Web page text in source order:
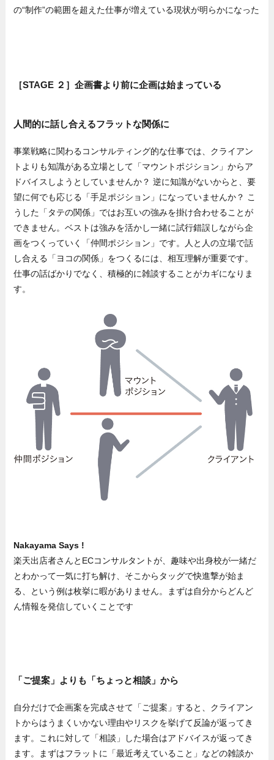
の“制作”の範囲を超えた仕事が増えている現状が明らかになった
［STAGE ２］企画書より前に企画は始まっている
人間的に話し合えるフラットな関係に
事業戦略に関わるコンサルティング的な仕事では、クライアン
トよりも知識がある立場として「マウントポジション」からア
ドバイスしようとしていませんか？ 逆に知識がないからと、要
望に何でも応じる「手足ポジション」になっていませんか？ こ
うした「タテの関係」ではお互いの強みを掛け合わせることが
できません。ベストは強みを活かし一緒に試行錯誤しながら企
画をつくっていく「仲間ポジション」です。人と人の立場で話
し合える「ヨコの関係」をつくるには、相互理解が重要です。
仕事の話ばかりでなく、積極的に雑談することがカギになりま
す。
Nakayama Says !
楽天出店者さんとECコンサルタントが、趣味や出身校が一緒だ
とわかって一気に打ち解け、そこからタッグで快進撃が始ま
る、という例は枚挙に暇がありません。まずは自分からどんど
ん情報を発信していくことです
「ご提案」よりも「ちょっと相談」から
自分だけで企画案を完成させて「ご提案」すると、クライアン
トからはうまくいかない理由やリスクを挙げて反論が返ってき
ます。これに対して「相談」した場合はアドバイスが返ってき
ます。まずはフラットに「最近考えていること」などの雑談か